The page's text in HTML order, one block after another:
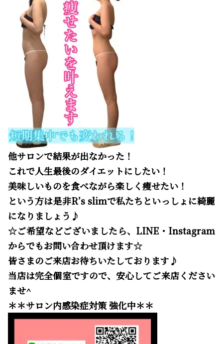
他サロンで結果が出なかった！
これで人生最後のダイエットにしたい！
美味しいものを食べながら楽しく痩せたい！
という方は是非R’s slimで私たちといっしょに綺麗
になりましょう♪
☆ご希望などございましたら、LINE・Instagram
からでもお問い合わせ頂けます☆
皆さまのご来店お待ちいたしております♪
当店は完全個室ですので、安心してご来店ください
ませ^
＊＊サロン内感染症対策 強化中＊＊